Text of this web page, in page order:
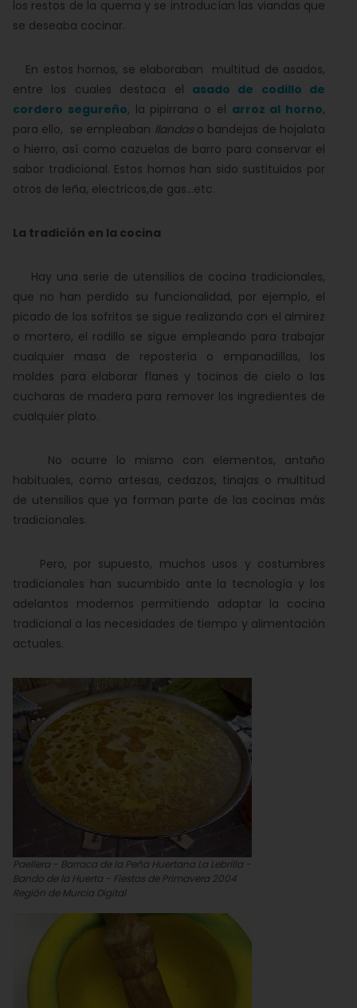
los restos de la quema y se introducían las viandas que
se deseaba cocinar.
En estos hornos, se elaboraban multitud de asados,
entre los cuales destaca el asado de codillo de
cordero segureño, la pipirrana o el arroz al horno,
para ello, se empleaban llandaso bandejas de hojalata
o hierro, así como cazuelas de barro para conservar el
sabor tradicional. Estos hornos han sido sustituidos por
otros de leña, electricos,de gas...etc.
La tradición en la cocina
Hay una serie de utensilios de cocina tradicionales,
que no han perdido su funcionalidad, por ejemplo, el
picado de los sofritos se sigue realizando con el almirez
o mortero, el rodillo se sigue empleando para trabajar
cualquier masa de repostería o empanadillas, los
moldes para elaborar flanes y tocinos de cielo o las
cucharas de madera para remover los ingredientes de
cualquier plato.
No ocurre lo mismo con elementos, antaño
habituales, como artesas, cedazos, tinajas o multitud
de utensilios que ya forman parte de las cocinas más
tradicionales.
Pero, por supuesto, muchos usos y costumbres
tradicionales han sucumbido ante la tecnología y los
adelantos modernos permitiendo adaptar la cocina
tradicional a las necesidades de tiempo y alimentación
actuales.
Paellera - Barraca de la Peña Huertana La Lebrilla -
Bando de la Huerta - Fiestas de Primavera 2004
Región de Murcia Digital